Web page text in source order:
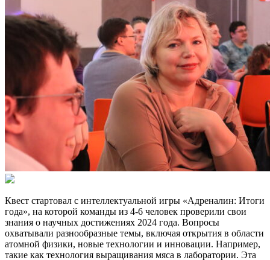
Квест стартовал с интеллектуальной игры «Адреналин: Итоги
года», на которой команды из 4-6 человек проверили свои
знания о научных достижениях 2024 года. Вопросы
охватывали разнообразные темы, включая открытия в области
атомной физики, новые технологии и инновации. Например,
такие как технология выращивания мяса в лаборатории. Эта